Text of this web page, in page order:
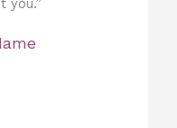
you.”